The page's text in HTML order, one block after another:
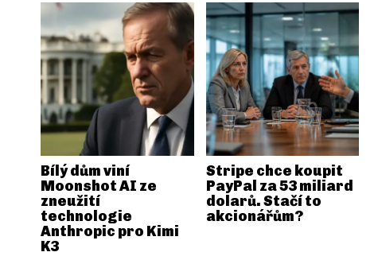
Bílý dům viní
Moonshot AI ze
zneužití
technologie
Anthropic pro Kimi
K3
Stripe chce koupit
PayPal za 53 miliard
dolarů. Stačí to
akcionářům?